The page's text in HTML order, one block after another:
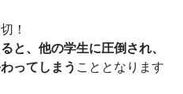
！
と、他の学生に圧倒され、
ってしまう こととなります